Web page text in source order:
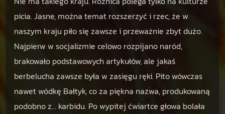
picia. Jasne, można temat rozszerzyć i rzec, że w
naszym kraju piło się zawsze i przeważnie zbyt dużo.
Najpierw w socjalizmie celowo rozpijano naród,
brakowało podstawowych artykułów, ale jakaś
berbelucha zawsze była w zasięgu ręki. Pito wówczas
nawet wódkę Bałtyk, co za piękna nazwa, produkowaną
podobno z… karbidu. Po wypitej ćwiartce głowa bolała